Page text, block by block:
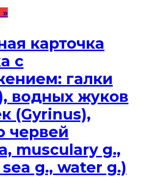
»
карточка
с
галки
водных жуков
(Gyrinus),
червей
musculary g.,
g., water g.)